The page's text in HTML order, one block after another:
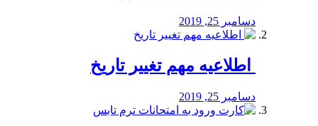
دسامبر 25, 2019
️ اطلاعیه مهم تغییر تاریخ
دسامبر 25, 2019